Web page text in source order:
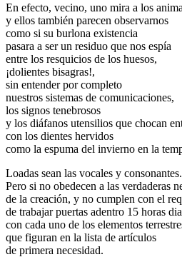
En efecto, vecino, uno mira a los
y ellos también parecen observarnos
como si su burlona existencia
pasara a ser un residuo que nos espía
entre los resquicios de los huesos,
¡dolientes bisagras!,
sin entender por completo
nuestros sistemas de comunicaciones,
los signos tenebrosos
y los diáfanos utensilios que chocan
con los dientes hervidos
como la espuma del invierno en la
Loadas sean las vocales y consonantes.
Pero si no obedecen a las verdaderas
de la creación, y no cumplen con el
de trabajar puertas adentro 15 horas
con cada uno de los elementos
que figuran en la lista de artículos
de primera necesidad.